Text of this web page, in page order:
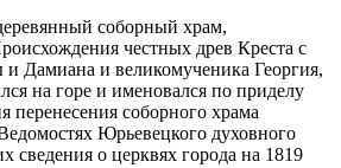
соборный храм,
честных древ Креста с
Дамиана и великомученика Георгия,
на горе и именовался по приделу
перенесения соборного храма
Юрьевецкого духовного
сведения о церквях города на 1819